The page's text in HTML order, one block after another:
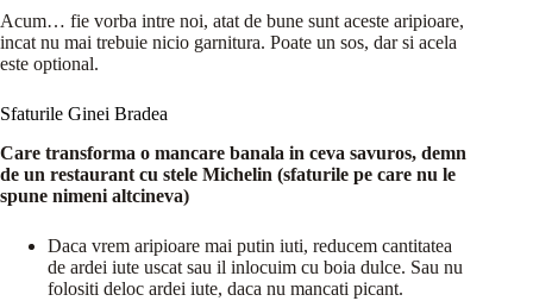
Acum… fie vorba intre noi, atat de bune sunt aceste aripioare,
incat nu mai trebuie nicio garnitura. Poate un sos, dar si acela
este optional.
Sfaturile Ginei Bradea
Care transforma o mancare banala in ceva savuros, demn
de un restaurant cu stele Michelin (sfaturile pe care nu le
spune nimeni altcineva)
Daca vrem aripioare mai putin iuti, reducem cantitatea
de ardei iute uscat sau il inlocuim cu boia dulce. Sau nu
folositi deloc ardei iute, daca nu mancati picant.